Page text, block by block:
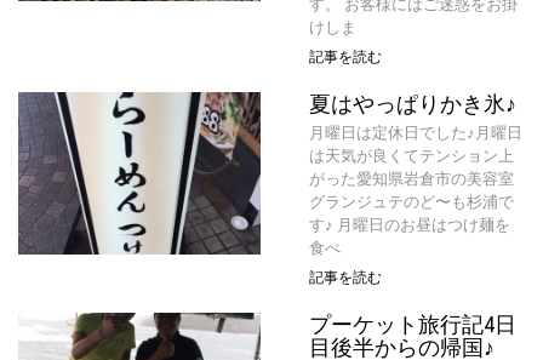
す。 お客様にはご迷惑をお掛
けしま
記事を読む
夏はやっぱりかき氷♪
月曜日は定休日でした♪月曜日
は天気が良くてテンション上
がった愛知県岩倉市の美容室
グランジュテのど〜も杉浦で
す♪ 月曜日のお昼はつけ麺を
食べ
記事を読む
プーケット旅行記4日
目後半からの帰国♪